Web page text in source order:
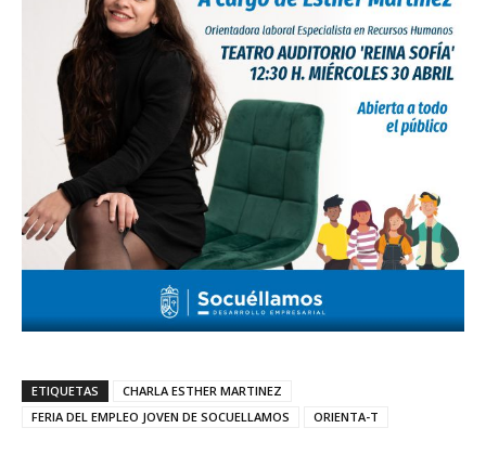
ETIQUETAS
CHARLA ESTHER MARTINEZ
FERIA DEL EMPLEO JOVEN DE SOCUELLAMOS
ORIENTA-T